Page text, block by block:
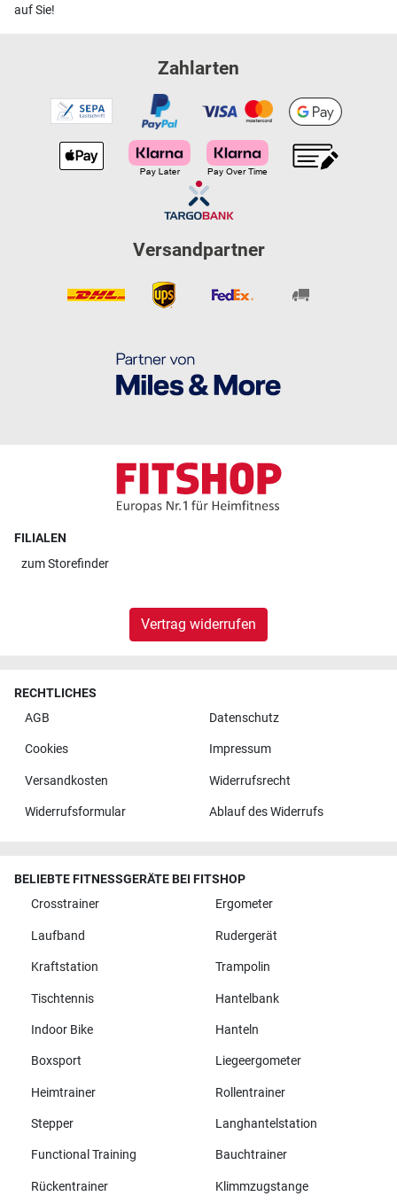
auf Sie!
Zahlarten
Versandpartner
FILIALEN
zumStorefinder
Vertrag widerrufen
RECHTLICHES
AGB
Datenschutz
Cookies Impressum
Versandkosten Widerrufsrecht
Widerrufsformular Ablauf des Widerrufs
BELIEBTE FITNESSGERÄTE BEI FITSHOP
Crosstrainer
Ergometer
Laufband Rudergerät
Kraftstation Trampolin
Tischtennis Hantelbank
Indoor Bike Hanteln
Boxsport Liegeergometer
Heimtrainer Rollentrainer
Stepper Langhantelstation
Functional Training Bauchtrainer
Rückentrainer Klimmzugstange